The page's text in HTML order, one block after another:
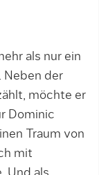
als nur ein
Neben der
möchte er
Dominic
Traum von
mit